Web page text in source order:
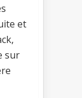
et
sur